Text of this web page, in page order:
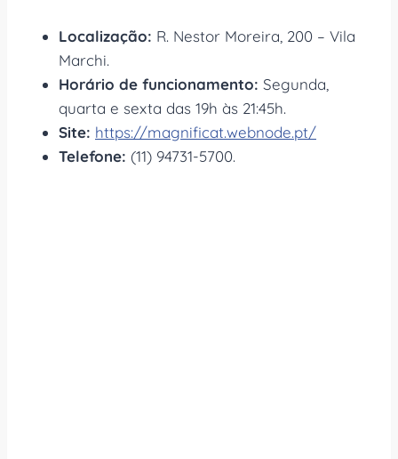
Localização: R. Nestor Moreira, 200 – Vila
Marchi.
Horário de funcionamento: Segunda,
quarta e sexta das 19h às 21:45h.
Site: https://magnificat.webnode.pt/
Telefone: (11) 94731-5700.